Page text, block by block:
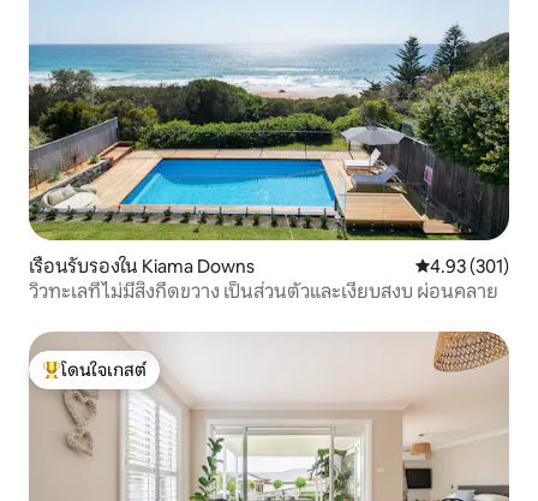
เรือนรับรองใน Kiama Downs คะแนนเฉลี่ย
4.93 (301)
วิวทะเลที่ไม่มีสิ่งกีดขวาง เป็นส่วนตัวและเงียบสงบ ผ่อนคลาย
โดนใจเกสต์ที่สุด
โดนใจเกสต์